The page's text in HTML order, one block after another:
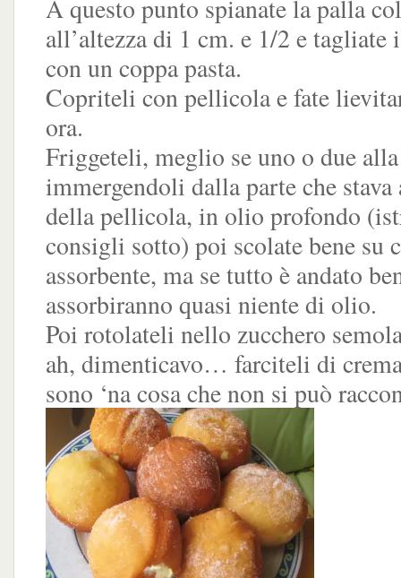
A questo punto spianate la palla
all’altezza di 1 cm. e 1/2 e
con un coppa pasta.
Copriteli con pellicola e fate
ora.
Friggeteli, meglio se uno o due
immergendoli dalla parte che stava
della pellicola, in olio profondo
consigli sotto) poi scolate bene su
assorbente, ma se tutto è andato
assorbiranno quasi niente di olio.
Poi rotolateli nello zucchero
ah, dimenticavo… farciteli di
sono ‘na cosa che non si può